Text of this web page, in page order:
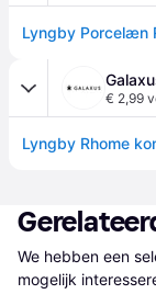
Lyngby Porcelæn
€ 2,99
Lyngby Rhome
We hebben een
mogelijk